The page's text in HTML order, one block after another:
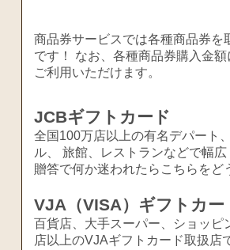
商品券サービスでは各種商品券
です！ なお、各種商品券購入金
ご利用いただけます。
JCBギフトカード
全国100万店以上の有名デパート
ル、 旅館、レストランなどで幅
贈答で何か迷われたらこちらをど
VJA（VISA）ギフトカー
百貨店、大手スーパー、ショッ
店以上のVJAギフトカード取扱店